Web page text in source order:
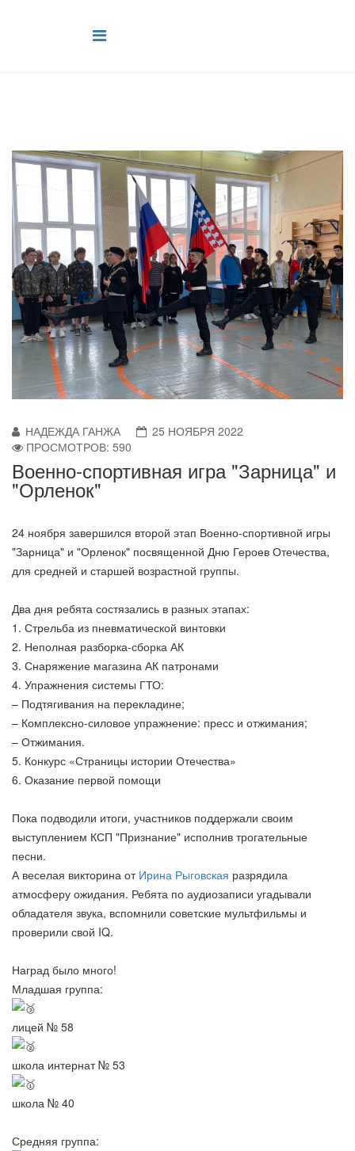
НАДЕЖДА ГАНЖА
25 НОЯБРЯ 2022
ПРОСМОТРОВ: 590
Военно-спортивная игра "Зарница" и
"Орленок"
24 ноября завершился второй этап Военно-спортивной игры
"Зарница" и "Орленок" посвященной Дню Героев Отечества,
для средней и старшей возрастной группы.
Два дня ребята состязались в разных этапах:
1. Стрельба из пневматической винтовки
2. Неполная разборка-сборка АК
3. Снаряжение магазина АК патронами
4. Упражнения системы ГТО:
– Подтягивания на перекладине;
– Комплексно-силовое упражнение: пресс и отжимания;
– Отжимания.
5. Конкурс «Страницы истории Отечества»
6. Оказание первой помощи
Пока подводили итоги, участников поддержали своим
выступлением КСП "Признание" исполнив трогательные
песни.
А веселая викторина от Ирина Рыговская разрядила
атмосферу ожидания. Ребята по аудиозаписи угадывали
обладателя звука, вспомнили советские мультфильмы и
проверили свой IQ.
Наград было много!
Младшая группа:
лицей № 58
школа интернат № 53
школа № 40
Средняя группа: